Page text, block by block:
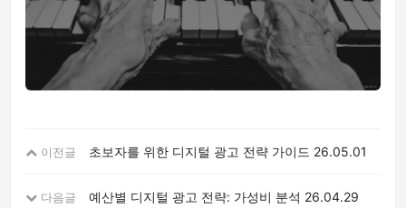
이전글 초보자를 위한 디지털 광고 전략 가이드 26.05.01
다음글 예산별 디지털 광고 전략: 가성비 분석 26.04.29